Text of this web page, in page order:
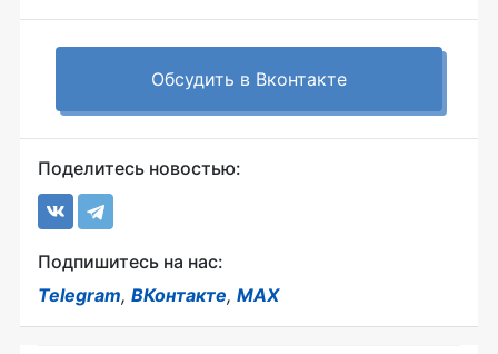
Обсудить в Вконтакте
Поделитесь новостью:
Подпишитесь на нас:
Telegram, ВКонтакте, MAX